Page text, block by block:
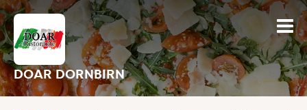
DOAR DORNBIRN